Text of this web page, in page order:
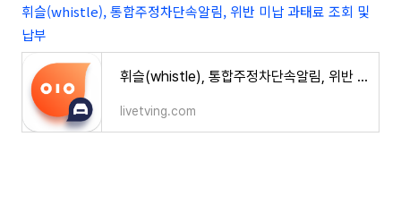
휘슬(whistle), 통합주정차단속알림, 위반 미납 과태료 조회 및
납부
휘슬(whistle), 통합주정차단속알림, 위반 미납 과태료 조회 및 납부
livetving.com